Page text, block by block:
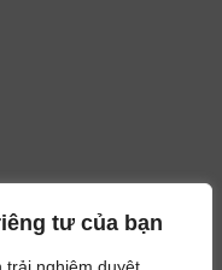
tư của bạn